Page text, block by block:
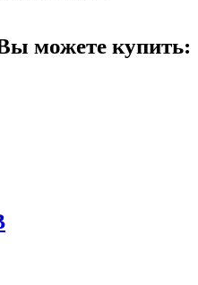
можете купить: